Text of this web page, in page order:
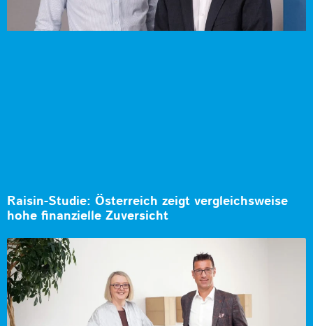
Raisin-Studie: Österreich zeigt vergleichsweise
hohe finanzielle Zuversicht